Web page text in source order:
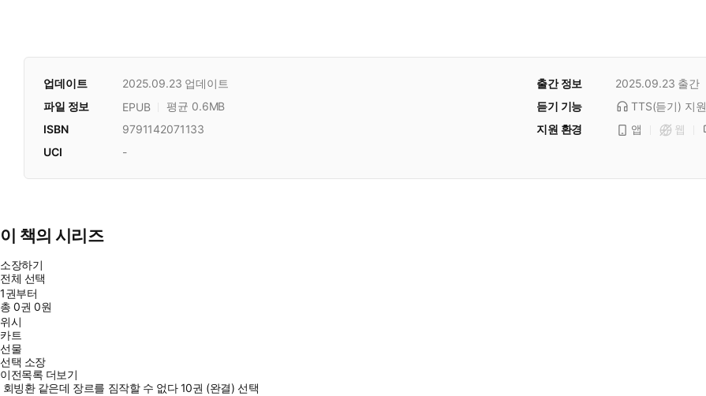
업데이트 2025.09.23 업데이트 출간 정보 2025.09.23 출간
듣기 기능
TTS(듣기) 지원
파일 정보 EPUB
평균 0.6MB
지원 환경
앱 웹
ISBN
9791142071133
UCI
-
이 책의 시리즈
소장하기
전체 선택
1권부터
총0권 0원
위시
카트
선물
선택 소장
이전목록 더보기
회빙환 같은데 장르를 짐작할 수 없다 10권 (완결) 선택